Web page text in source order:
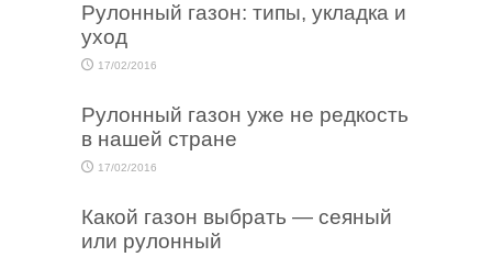
Рулонный газон: типы, укладка и
уход
17/02/2016
Рулонный газон уже не редкость
в нашей стране
17/02/2016
Какой газон выбрать — сеяный
или рулонный